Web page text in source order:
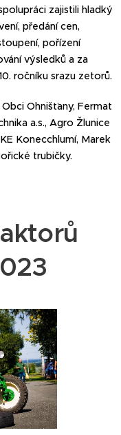
zajistili hladký
předání cen,
pořízení
výsledků a za
ročníku srazu zetorů.
Ohnišťany, Fermat
a.s., Agro Žlunice
Konecchlumí, Marek
trubičky.